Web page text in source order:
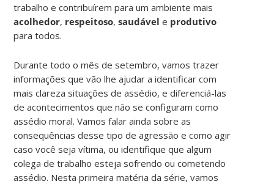
trabalho e contribuírem para um ambiente mais
acolhedor, respeitoso,saudável e produtivo
para todos.
Durante todo o mês de setembro, vamos trazer
informações que vão lhe ajudar a identificar com
mais clareza situações de assédio, e diferenciá-las
de acontecimentos que não se configuram como
assédio moral. Vamos falar ainda sobre as
consequências desse tipo de agressão e como agir
caso você seja vítima, ou identifique que algum
colega de trabalho esteja sofrendo ou cometendo
assédio. Nesta primeira matéria da série, vamos